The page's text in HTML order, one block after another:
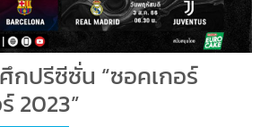
ปรีซีซั่น “ซอคเกอร์
2023”